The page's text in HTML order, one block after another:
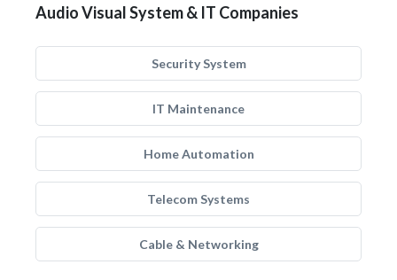
Audio Visual System & IT Companies
Security System
IT Maintenance
Home Automation
Telecom Systems
Cable & Networking